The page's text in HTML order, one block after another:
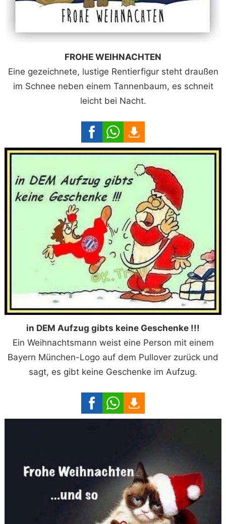
FROHE WEIHNACHTEN
Eine gezeichnete, lustige Rentierfigur steht draußen
im Schnee neben einem Tannenbaum, es schneit
leicht bei Nacht.
in DEM Aufzug gibts keine Geschenke !!!
Ein Weihnachtsmann weist eine Person mit einem
Bayern München-Logo auf dem Pullover zurück und
sagt, es gibt keine Geschenke im Aufzug.